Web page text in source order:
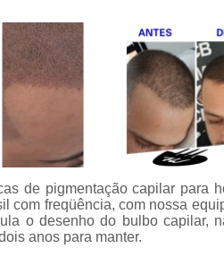
de pigmentação capilar para
com freqüência, com nossa
o desenho do bulbo capilar,
anos para manter.